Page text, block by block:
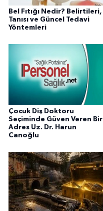
Bel Fıtığı Nedir? Belirtileri,
Tanısı ve Güncel Tedavi
Yöntemleri
Çocuk Diş Doktoru
Seçiminde Güven Veren Bir
Adres Uz. Dr. Harun
Canoğlu